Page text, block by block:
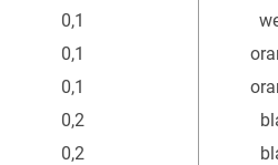
0,1
0,1
0,1
0,2
0,2